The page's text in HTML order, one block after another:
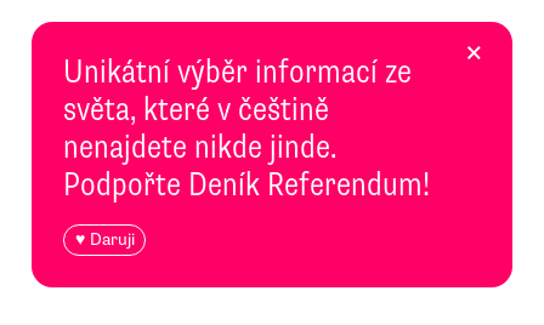
Unikátní výběr informací ze
světa, které v češtině
nenajdete nikde jinde.
Podpořte Deník Referendum!
♥ Daruji
×